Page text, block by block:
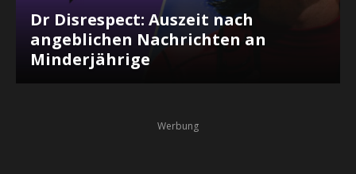
Dr Disrespect: Auszeit nach
angeblichen Nachrichten an
Minderjährige
Werbung